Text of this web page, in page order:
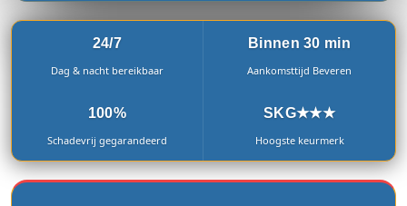
24/7
Dag & nacht bereikbaar
Binnen 30 min
Aankomsttijd Beveren
100%
Schadevrij gegarandeerd
SKG★★★
Hoogste keurmerk